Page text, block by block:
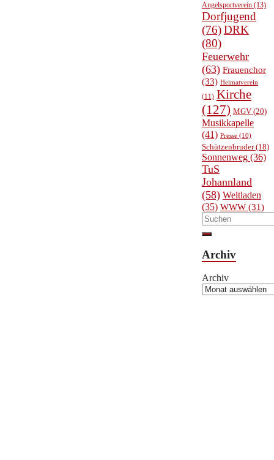
Angelsportverein(13)
Dorfjugend
(76)DRK
(80)
Feuerwehr
(63) Frauenchor
(33) Heimatverein
(11) Kirche
(127) MGV(20)
Musikkapelle
(41) Presse(10)
Schützenbruder(18)
Sonnenweg(36)
TuS
Johannland
(58) Weltladen
(35) WWW(31)
Archiv
Archiv